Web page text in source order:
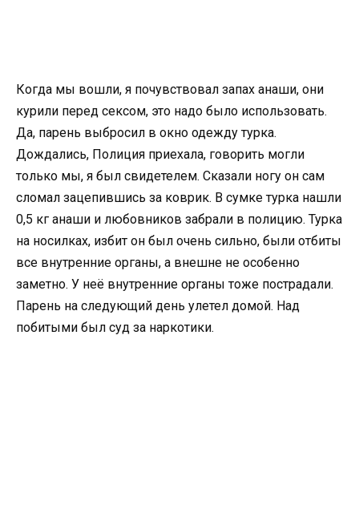
Когда мы вошли, я почувствовал запах aнaши, они
курили перед сексом, это надо было использовать.
Да, парень выбросил в окно одежду турка.
Дождались, Полиция приехала, говорить могли
только мы, я был свидетелем. Сказали ногу он сам
сломал зацепившись за коврик. В сумке турка нашли
0,5 кг анаши и любовников забрали в полицию. Турка
на носилках, избит он был очень сильно, были отбиты
все внутренние органы, а внешне не особенно
заметно. У неё внутренние органы тоже пострадали.
Парень на следующий день улетел домой. Над
побитыми был суд за наркотики.